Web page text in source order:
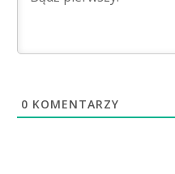
0 KOMENTARZY